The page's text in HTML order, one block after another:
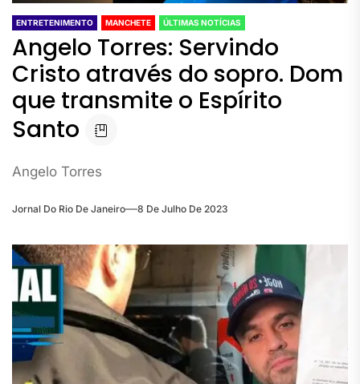
ENTRETENIMENTO MANCHETE ÚLTIMAS NOTÍCIAS
Angelo Torres: Servindo
Cristo através do sopro. Dom
que transmite o Espírito
Santo
Angelo Torres
Jornal Do Rio De Janeiro 8 De Julho De 2023